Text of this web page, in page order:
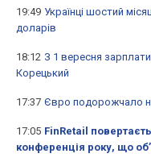
19:49 Українці шостий
доларів
18:12 З 1 вересня
Корецький
17:37 Євро подорожчало
17:05 FinRetail
конференція року, що